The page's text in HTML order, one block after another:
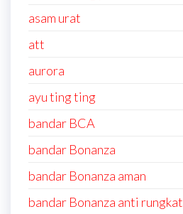
asam urat
att
aurora
ayu ting ting
bandar BCA
bandar Bonanza
bandar Bonanza aman
bandar Bonanza anti rungkat